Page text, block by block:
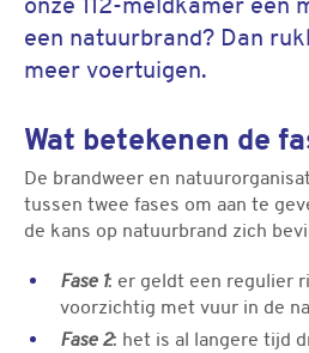
onze 112-meldkamer een
een natuurbrand? Dan
meer voertuigen.
Wat betekenen de
De brandweer en
tussen twee fases om aan te
de kans op natuurbrand zich
Fase 1: er geldt een regulier
voorzichtig met vuur in de
Fase 2: het is al langere tijd